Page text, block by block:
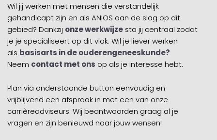
Wil jij werken met mensen die verstandelijk
gehandicapt zijn en als ANIOS aan de slag op dit
gebied? Dankzij onze werkwijze sta jij centraal zodat
je je specialiseert op dit vlak. Wil je liever werken
als basisarts in de ouderengeneeskunde?
Neem contact met ons op als je interesse hebt.
Plan via onderstaande button eenvoudig en
vrijblijvend een afspraak in met een van onze
carrièreadviseurs. Wij beantwoorden graag al je
vragen en zijn benieuwd naar jouw wensen!